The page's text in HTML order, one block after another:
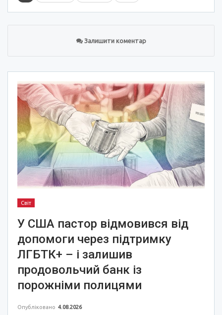
Залишити коментар
Світ
У США пастор відмовився від
допомоги через підтримку
ЛГБТК+ – і залишив
продовольчий банк із
порожніми полицями
Опубліковано 4.08.2026